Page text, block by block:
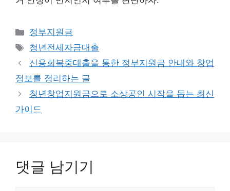
카
테
리
정부지원금
태
그
청년전세자금대출
신용회복중대출을 통한 정부지원금 안내와 창업
정보를 정리하는 글
청년창업지원금으로 소상공인 시작을 돕는 최신
가이드
댓글 남기기